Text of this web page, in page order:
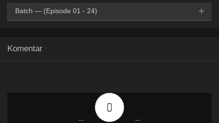
Batch — (Episode 01 - 24)
Komentar
0